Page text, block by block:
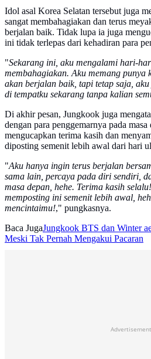
Idol asal Korea Selatan tersebut juga
sangat membahagiakan dan terus
berjalan baik. Tidak lupa ia juga
ini tidak terlepas dari kehadiran para
"Sekarang ini, aku mengalami hari-
membahagiakan. Aku memang punya
akan berjalan baik, tapi tetap saja,
di tempatku sekarang tanpa kalian
Di akhir pesan, Jungkook juga
dengan para penggemarnya pada
mengucapkan terima kasih dan
diposting semenit lebih awal dari hari
"Aku hanya ingin terus berjalan
sama lain, percaya pada diri sendiri,
masa depan, hehe. Terima kasih
memposting ini semenit lebih awal,
mencintaimu!," pungkasnya.
Baca JugaJungkook BTS dan Winter
Meski Tak Pernah Mengakui Pacaran
Advertisement